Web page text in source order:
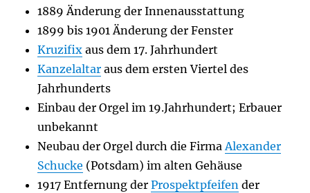
1889 Änderung der Innenausstattung
1899 bis 1901 Änderung der Fenster
Kruzifix aus dem 17. Jahrhundert
Kanzelaltar aus dem ersten Viertel des
Jahrhunderts
Einbau der Orgel im 19.Jahrhundert; Erbauer
unbekannt
Neubau der Orgel durch die FirmaAlexander
Schucke (Potsdam) im alten Gehäuse
1917 Entfernung derProspektpfeifen der